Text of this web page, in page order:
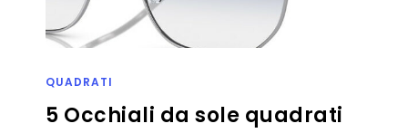
QUADRATI
5 Occhiali da sole quadrati